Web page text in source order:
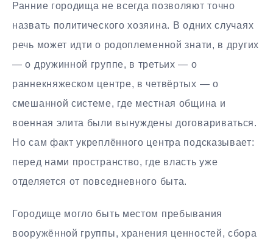
Ранние городища не всегда позволяют точно
назвать политического хозяина. В одних случаях
речь может идти о родоплеменной знати, в других
— о дружинной группе, в третьих — о
раннекняжеском центре, в четвёртых — о
смешанной системе, где местная община и
военная элита были вынуждены договариваться.
Но сам факт укреплённого центра подсказывает:
перед нами пространство, где власть уже
отделяется от повседневного быта.
Городище могло быть местом пребывания
вооружённой группы, хранения ценностей, сбора